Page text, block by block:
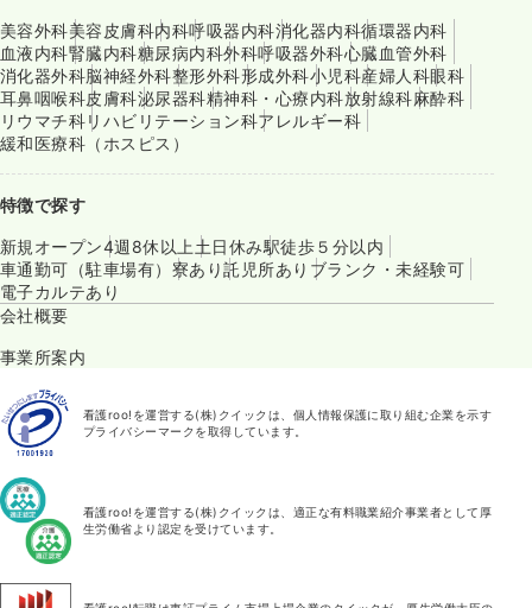
美容外科美容皮膚科内科呼吸器内科消化器内科循環器内科
血液内科腎臓内科糖尿病内科外科呼吸器外科心臓血管外科
消化器外科脳神経外科整形外科形成外科小児科産婦人科眼科
耳鼻咽喉科皮膚科泌尿器科精神科・心療内科放射線科麻酔科
リウマチ科リハビリテーション科アレルギー科
緩和医療科（ホスピス）
特徴で探す
新規オープン4週8休以上 土日休み駅徒歩５分以内
車通勤可（駐車場有） 寮あり託児所あり ブランク・未経験可
電子カルテあり
会社概要
事業所案内
看護roo!を運営する(株)クイックは、個人情報保護に取り組む企業を示す
プライバシーマークを取得しています。
看護roo!を運営する(株)クイックは、適正な有料職業紹介事業者として厚
生労働省より認定を受けています。